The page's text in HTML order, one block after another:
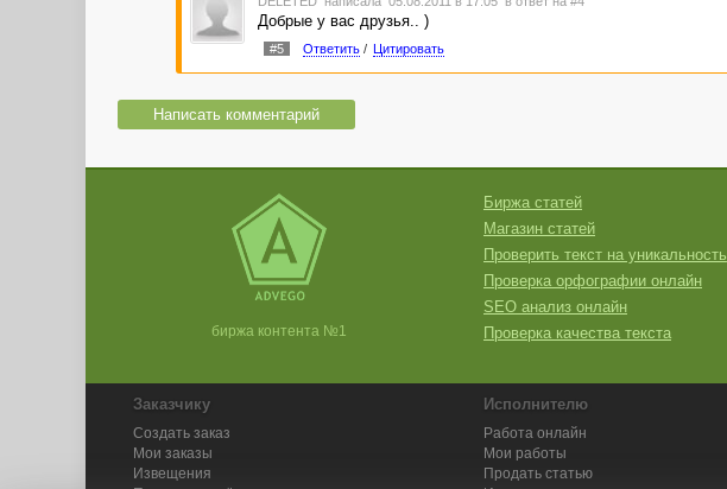
Добрые у вас друзья.. )
#5 Ответить/ Цитировать
Написать комментарий
биржа контента №1
Биржа статей
Магазин статей
Проверить текст на уникальность
Проверка орфографии онлайн
SEO анализ онлайн
Проверка качества текста
Заказчику
Создать заказ
Мои заказы
Извещения
Исполнителю
Работа онлайн
Мои работы
Продать статью